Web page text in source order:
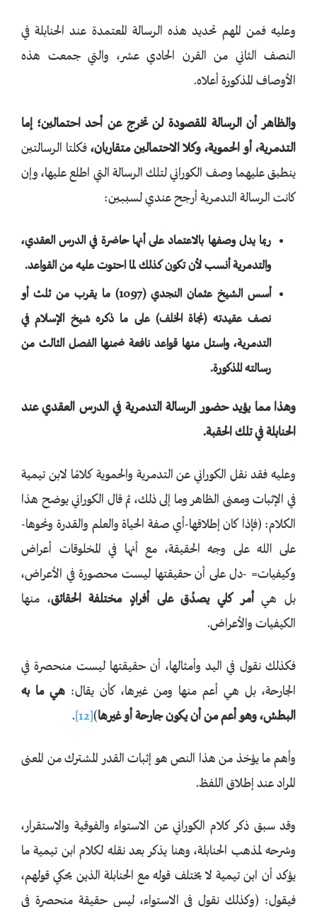
وعليه فمن المهم تحديد هذه الرسالة المعتمدة عند الحنابلة في
النصف الثاني من القرن الحادي عشر، والتي جمعت هذه
الأوصاف المذكورة أعلاه.
والظاهر أن الرسالة المقصودة لن تخرج عن أحد احتمالين؛ إما
التدمرية، أو الحموية، وكلا الاحتمالين متقاربان،فكلتا الرسالتين
ينطبق عليهما وصف الكوراني لتلك الرسالة التي اطلع عليها، وإن
كانت الرسالة التدمرية أرجح عندي لسببين:
ربما يدل وصفها بالاعتماد على أنها حاضرة في الدرس العقدي،
والتدمرية أنسب لأن تكون كذلك لما احتوت عليه من القواعد.
أسس الشيخ عثمان النجدي (1097) ما يقرب من ثلث أو
نصف عقيدته (نجاة الخلف) على ما ذكره شيخ الإسلام في
التدمرية، واستل منها قواعد نافعة ضمنها الفصل الثالث من
رسالته المذكورة.
وهذا مما يؤيد حضور الرسالة التدمرية في الدرس العقدي عند
الحنابلة في تلك الحقبة.
وعليه فقد نقل الكوراني عن التدمرية والحموية كلامًا لابن تيمية
في الإثبات ومعنى الظاهر وما إلى ذلك، ثم قال الكوراني يوضح هذا
الكلام: (فإذا كان إطلاقها-أي صفة الحياة والعلم والقدرة ونحوها-
على الله على وجه الحقيقة، مع أنها في المخلوقات أعراض
وكيفيات= -دل على أن حقيقتها ليست محصورة في الأعراض،
بل هيأمر كلي يصدُق على أفرادٍ مختلفة الحقائق، منها
الكيفيات والأعراض.
فكذلك نقول في اليد وأمثالها، أن حقيقتها ليست منحصرة في
الجارحة، بل هي أعم منها ومن غيرها، كأن يقال: هي ما به
البطش، وهو أعم من أن يكون جارحة أو غيرها)
[12]
.
وأهم ما يؤخذ من هذا النص هو إثبات القدر المشترك من المعنى
المراد عند إطلاق اللفظ.
وقد سبق ذكر كلام الكوراني عن الاستواء والفوقية والاستقرار،
وشرحه لمذهب الحنابلة، وهنا يذكر بعد نقله لكلام ابن تيمية ما
يؤكد أن ابن تيمية لا يختلف قوله مع الحنابلة الذين يحكي قولهم،
فيقول: (وكذلك نقول في الاستواء، ليس حقيقة منحصرة في